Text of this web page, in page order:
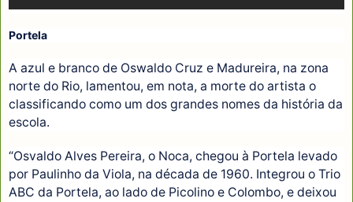
Portela
A azul e branco de Oswaldo Cruz e Madureira, na zona
norte do Rio, lamentou, em nota, a morte do artista o
classificando como um dos grandes nomes da história da
escola.
“Osvaldo Alves Pereira, o Noca, chegou à Portela levado
por Paulinho da Viola, na década de 1960. Integrou o Trio
ABC da Portela, ao lado de Picolino e Colombo, e deixou